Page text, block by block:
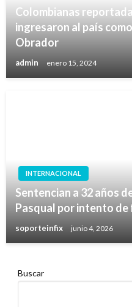
Colombianas
ingresaron al país
Obrador
admin enero 15, 2024
INTERNACIONAL
Sentencian a 32 años
Pasqual por intento de
soporteinfix junio 4, 2026
Buscar